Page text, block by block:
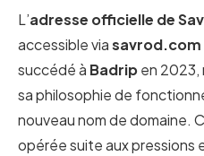
L’adresse officielle de
accessible viasavrod.com
succédé à Badripen
sa philosophie de
nouveau nom de domaine.
opérée suite aux pressions